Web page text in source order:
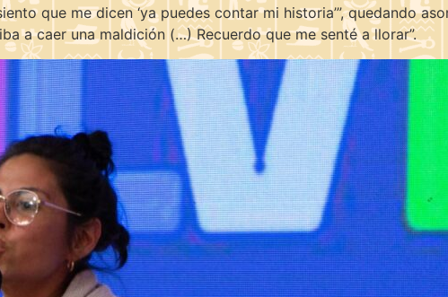
que me dicen ‘ya puedes contar mi historia’”, quedando
a caer una maldición (…) Recuerdo que me senté a llorar”.